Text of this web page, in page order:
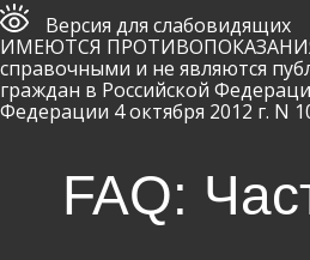
Версия для слабовидящих
ИМЕЮТСЯ
справочными и не являются
граждан в Российской
Федерации 4 октября 2012 г. N
FAQ: